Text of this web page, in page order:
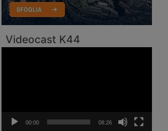
Videocast K44
00:00 08:26